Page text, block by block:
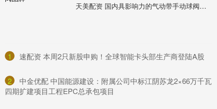
天美配资 国内具影响力的气动带手动球阀品牌
1 ​速配资 本周2只新股申购！全球智能卡头部生产商登陆A股
2
​中金优配 中国能源建设：附属公司中标江阴苏龙2×66万千瓦
四期扩建项目工程EPC总承包项目